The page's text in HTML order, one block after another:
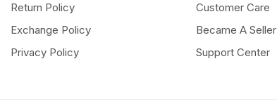
Return Policy
Exchange Policy
Privacy Policy
Customer Care
Became A Seller
Support Center